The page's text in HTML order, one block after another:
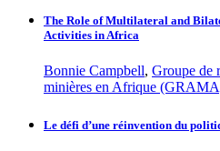
The Role of Multilateral and
Activities in Africa
Bonnie Campbell, Groupe de
minières en Afrique
Le défi d’une réinvention du